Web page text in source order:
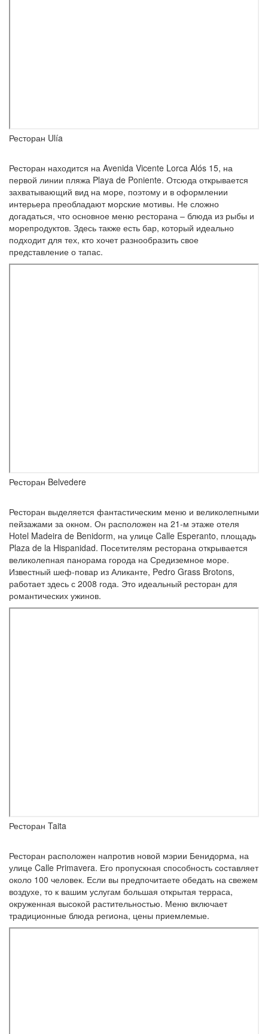
Ресторан Ulía
Ресторан находится на Avenida Vicente Lorca Alós 15, на
первой линии пляжа Playa de Poniente. Отсюда открывается
захватывающий вид на море, поэтому и в оформлении
интерьера преобладают морские мотивы. Не сложно
догадаться, что основное меню ресторана – блюда из рыбы и
морепродуктов. Здесь также есть бар, который идеально
подходит для тех, кто хочет разнообразить свое
представление о тапас.
Ресторан Belvedere
Ресторан выделяется фантастическим меню и великолепными
пейзажами за окном. Он расположен на 21-м этаже отеля
Hotel Madeira de Benidorm, на улице Calle Esperanto, площадь
Plaza de la Hispanidad. Посетителям ресторана открывается
великолепная панорама города на Средиземное море.
Известный шеф-повар из Аликанте, Pedro Grass Brotons,
работает здесь с 2008 года. Это идеальный ресторан для
романтических ужинов.
Ресторан Taita
Ресторан расположен напротив новой мэрии Бенидорма, на
улице Calle Рrimavera. Его пропускная способность составляет
около 100 человек. Если вы предпочитаете обедать на свежем
воздухе, то к вашим услугам большая открытая терраса,
окруженная высокой растительностью. Меню включает
традиционные блюда региона, цены приемлемые.